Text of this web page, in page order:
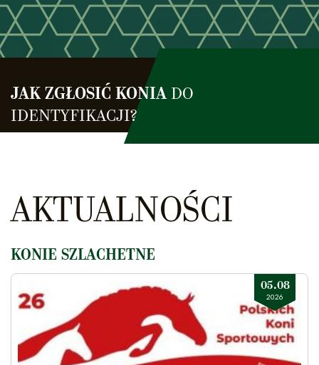
JAK ZGŁOSIĆ KONIADO
IDENTYFIKACJI?
AKTUALNOŚCI
KONIE SZLACHETNE
05.08
2026